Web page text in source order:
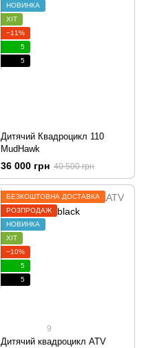
НОВИНКА
ХІТ
−11%
5
5
Дитячий Квадроцикл 110
MudHawk
36 000 грн 40 500 грн
БЕЗКОШТОВНА ДОСТАВКА
РОЗПРОДАЖ
НОВИНКА
ХІТ
−10%
5
5
9
Дитячий квадроцикл ATV